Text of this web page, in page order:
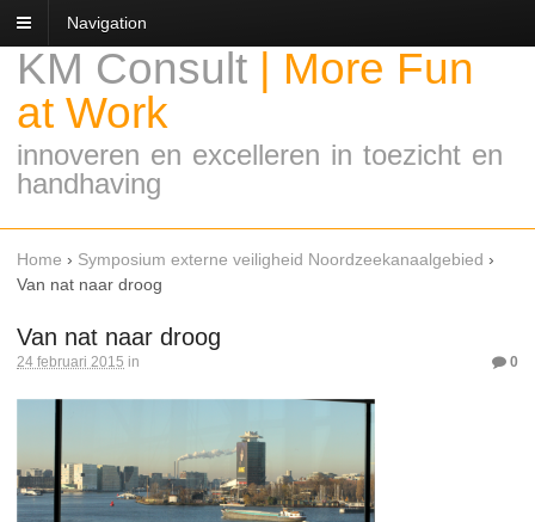
Navigation
KM Consult
More Fun
at Work
innoveren en excelleren in toezicht en
handhaving
Home › Symposium externe veiligheid Noordzeekanaalgebied ›
Van nat naar droog
Van nat naar droog
24 februari 2015 in 0